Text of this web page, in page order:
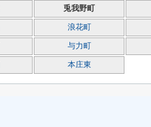
兎我野町
浪花町
与力町
本庄東